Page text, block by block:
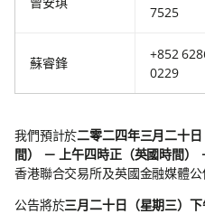
7525
蘇睿鋒
+852
0229
我們預計於二零二四年三月二十
間）
－ 上午四時正（英國時間）
香港聯合交易所及英國金融媒體
公告將於三月二十日（星期三）下